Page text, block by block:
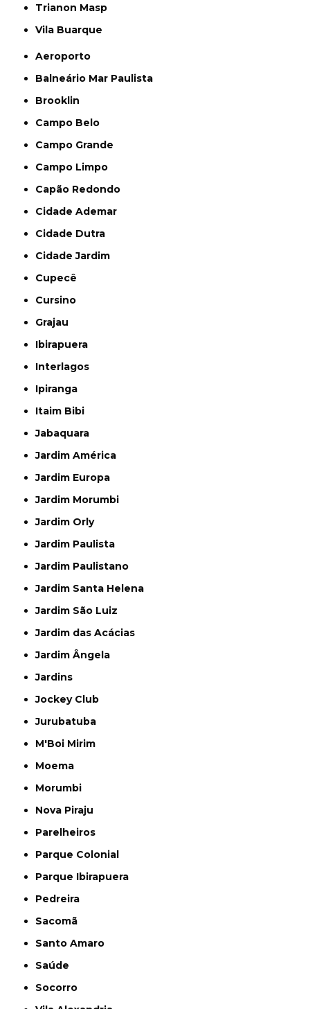
Trianon Masp
Vila Buarque
Aeroporto
Balneário Mar Paulista
Brooklin
Campo Belo
Campo Grande
Campo Limpo
Capão Redondo
Cidade Ademar
Cidade Dutra
Cidade Jardim
Cupecê
Cursino
Grajau
Ibirapuera
Interlagos
Ipiranga
Itaim Bibi
Jabaquara
Jardim América
Jardim Europa
Jardim Morumbi
Jardim Orly
Jardim Paulista
Jardim Paulistano
Jardim Santa Helena
Jardim São Luiz
Jardim das Acácias
Jardim Ângela
Jardins
Jockey Club
Jurubatuba
M'Boi Mirim
Moema
Morumbi
Nova Piraju
Parelheiros
Parque Colonial
Parque Ibirapuera
Pedreira
Sacomã
Santo Amaro
Saúde
Socorro